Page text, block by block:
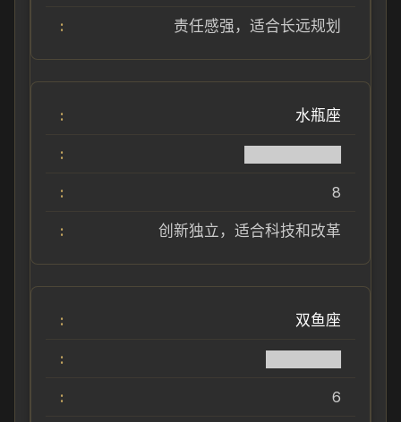
责任感强，适合长远规划
水瓶座
8
创新独立，适合科技和改革
双鱼座
6